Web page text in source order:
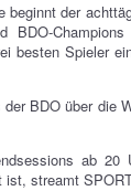
beginnt der
BDO-
besten Spieler
BDO über die
ab 20
ist, streamt